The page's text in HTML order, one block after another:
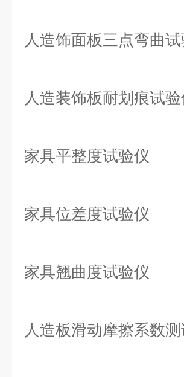
人造饰面板三点弯曲
人造装饰板耐划痕试验
家具平整度试验仪
家具位差度试验仪
家具翘曲度试验仪
人造板滑动摩擦系数